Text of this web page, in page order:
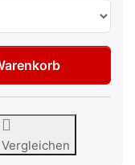
für Fiat Lancia
Vergleichen